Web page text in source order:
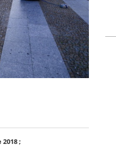
;